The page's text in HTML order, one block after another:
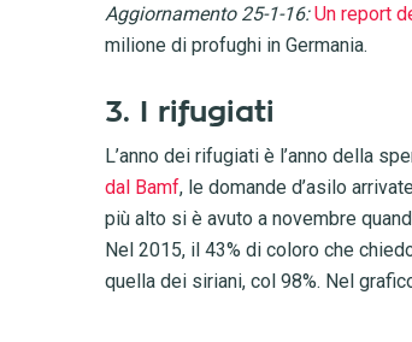
Aggiornamento 25-1-16:Un report
milione di profughi in Germania.
3. I rifugiati
L’anno dei rifugiati è l’anno della
dal Bamf, le domande d’asilo
più alto si è avuto a novembre
Nel 2015, il 43% di coloro che
quella dei siriani, col 98%. Nel